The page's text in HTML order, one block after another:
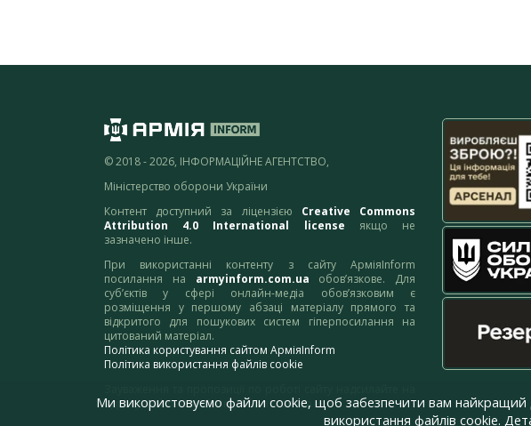
© 2018 - 2026, ІНФОРМАЦІЙНЕ АГЕНТСТВО,
Міністерство оборони України
Контент доступний за ліцензією Creative Commons
Attribution 4.0 International license якщо не
зазначено інше.
При використанні контенту з сайту АрміяInform
посилання на armyinform.com.ua обов’язкове. Для
суб’єктів у сфері онлайн-медіа обов’язковим є
розміщення у першому абзаці матеріалу прямого та
відкритого для пошукових систем гіперпосилання на
цитований матеріал.
Політика користування сайтом АрміяInform
Політика використання файлів cookie
адресу:webmaster@armyinform.com.ua
Ми використовуємо файли cookie, щоб забезпечити вам
використання файлів cookie.